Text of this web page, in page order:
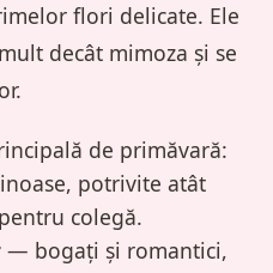
flori delicate. Ele
decât mimoza și se
de primăvară:
potrivite atât
colegă.
— bogați și romantici,